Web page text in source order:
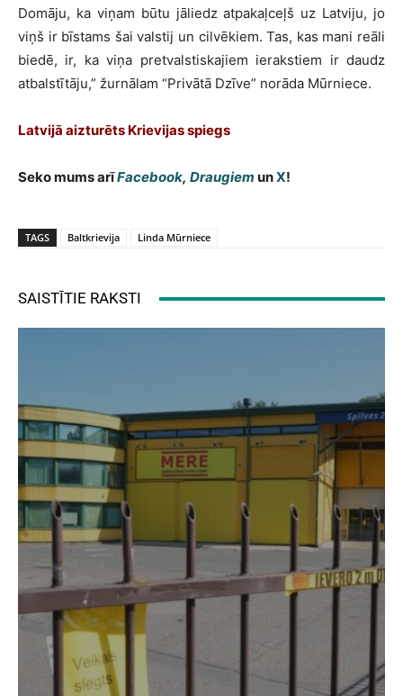
Domāju, ka viņam būtu jāliedz atpakaļceļš uz Latviju, jo
viņš ir bīstams šai valstij un cilvēkiem. Tas, kas mani reāli
biedē, ir, ka viņa pretvalstiskajiem ierakstiem ir daudz
atbalstītāju,” žurnālam “Privātā Dzīve” norāda Mūrniece.
Latvijā aizturēts Krievijas spiegs
Seko mums arīFacebook, Draugiem unX!
TAGS Baltkrievija Linda Mūrniece
SAISTĪTIE RAKSTI